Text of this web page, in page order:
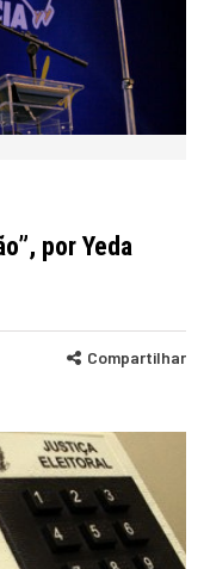
por Yeda
Compartilhar